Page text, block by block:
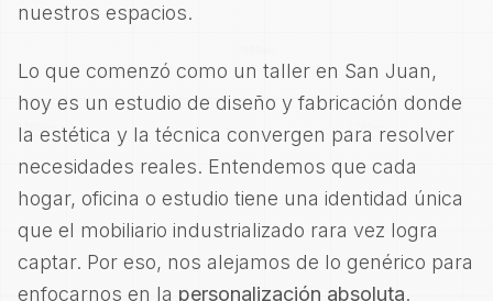
nuestros espacios.
Lo que comenzó como un taller en San Juan,
hoy es un estudio de diseño y fabricación donde
la estética y la técnica convergen para resolver
necesidades reales. Entendemos que cada
hogar, oficina o estudio tiene una identidad única
que el mobiliario industrializado rara vez logra
captar. Por eso, nos alejamos de lo genérico para
enfocarnos en la personalización absoluta.